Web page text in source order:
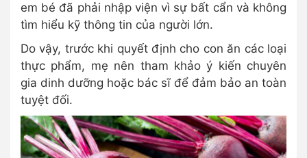
em bé đã phải nhập viện vì sự bất cẩn và không
tìm hiểu kỹ thông tin của người lớn.
Do vậy, trước khi quyết định cho con ăn các loại
thực phẩm, mẹ nên tham khảo ý kiến chuyên
gia dinh dưỡng hoặc bác sĩ để đảm bảo an toàn
tuyệt đối.